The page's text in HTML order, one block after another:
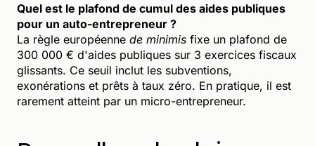
Quel est le plafond de cumul des aides publiques
pour un auto-entrepreneur ?
La règle européenne de minimis fixe un plafond de
300 000 € d'aides publiques sur 3 exercices fiscaux
glissants. Ce seuil inclut les subventions,
exonérations et prêts à taux zéro. En pratique, il est
rarement atteint par un micro-entrepreneur.